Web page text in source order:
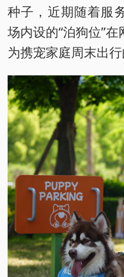
种子，近期随着服
场内设的“泊狗位”
为携宠家庭周末出行